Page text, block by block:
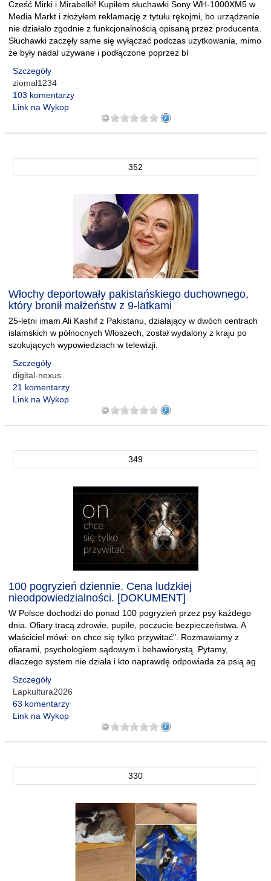
Cześć Mirki i Mirabelki! Kupiłem słuchawki Sony WH-1000XM5 w
Media Markt i złożyłem reklamację z tytułu rękojmi, bo urządzenie
nie działało zgodnie z funkcjonalnością opisaną przez producenta.
Słuchawki zaczęły same się wyłączać podczas użytkowania, mimo
że były nadal używane i podłączone poprzez bl
Szczegóły
ziomal1234
103 komentarzy
Link na Wykop
352
Włochy deportowały pakistańskiego duchownego,
który bronił małżeństw z 9-latkami
25-letni imam Ali Kashif z Pakistanu, działający w dwóch centrach
islamskich w północnych Włoszech, został wydalony z kraju po
szokujących wypowiedziach w telewizji.
Szczegóły
digital-nexus
21 komentarzy
Link na Wykop
349
100 pogryzień dziennie. Cena ludzkiej
nieodpowiedzialności. [DOKUMENT]
W Polsce dochodzi do ponad 100 pogryzień przez psy każdego
dnia. Ofiary tracą zdrowie, pupile, poczucie bezpieczeństwa. A
właściciel mówi: on chce się tylko przywitać". Rozmawiamy z
ofiarami, psychologiem sądowym i behawiorystą. Pytamy,
dlaczego system nie działa i kto naprawdę odpowiada za psią ag
Szczegóły
Lapkultura2026
63 komentarzy
Link na Wykop
330